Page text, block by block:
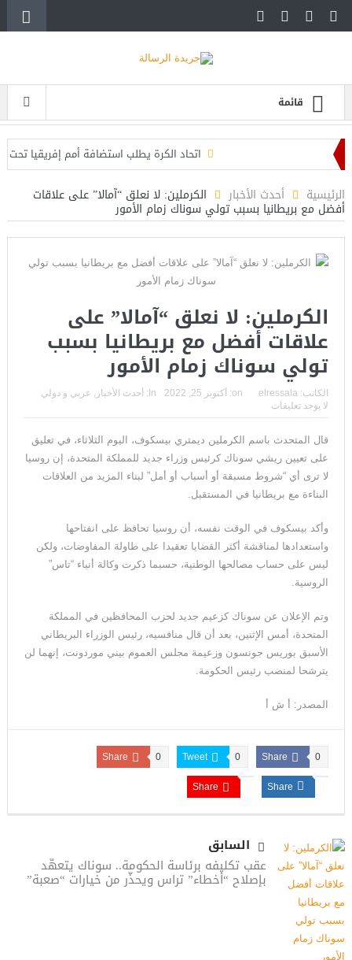
قائمة
اتحاد الكرة يطلب استضافة أمم إفريقيا تحت 23 عامًا المؤهلة لأولمبياد 2028
الرئيس الإيرانى: الظروف الراهنة فرصة للتوصل
«Aucune négociation ne peut être bonne avec l’administration Trump en ce moment», estime une spécialiste en droit commercial
الرئيسية أحدث الأخبار الكرملين: لا نعلق “آمالا” على علاقات
أفضل مع بريطانيا بسبب تولي سوناك زمام الأمور
الكرملين: لا نعلق “آمالا” على
علاقات أفضل مع بريطانيا بسبب
تولي سوناك زمام الأمور
الكاتب: elressala
on: أكتوبر 25, 2022 In: أحدث الأخبار , عربي و دولي
لا يوجد تعليقات
قال المتحدث باسم الكرملين ديمتري بيسكوف، اليوم الثلاثاء، في تعليق
على تعيين ريشي سوناك كرئيس وزراء جديد للمملكة المتحدة، إن روسيا
لا ترى أي “شروط مسبقة أو أسباب أو أمل” لبناء المزيد من العلاقات
البناءة مع بريطانيا في المستقبل.
وأكد بيسكوف في الوقت نفسه، أن روسيا تحافظ على انفتاحها
واستعدادها لمناقشة أكثر القضايا تعقيدا على طاولة المفاوضات، ولكن
ليس على حساب مصالحها الوطنية، حسبما ذكرت وكالة أنباء “تاس”
الروسية.
وتم الإعلان عن سوناك كزعيم جديد لحزب المحافظين في المملكة
المتحدة، أمس الإثنين، بعد أن قال منافسيه، رئيس الوزراء البريطاني
الأسبق بوريس جونسون وزعيمة مجلس العموم بيني موردونت، إنهما لن
يترشحا لمنصب رئيس الحكومة.
المصدر: أ ش أ
Share 0
Tweet 0
Share 0
Share
Share
السابق
عقب تكليفه برئاسة الحكومة.. سوناك يتعهّد
بإصلاح “أخطاء” تراس ويحذّر من خيارات “صعبة”